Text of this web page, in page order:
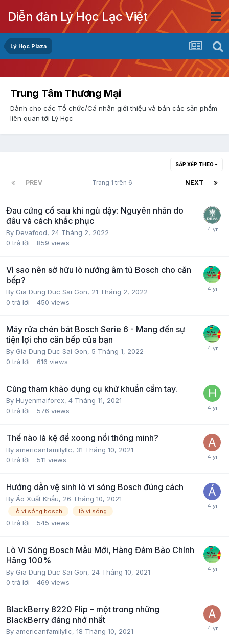
Diễn đàn Lý Học Lạc Việt
Lý Học Plaza
Trung Tâm Thương Mại
Dành cho các Tổ chức/Cá nhân giới thiệu và bán các sản phẩm
liên quan tới Lý Học
SẮP XẾP THEO
PREV NEXT
Trang 1 trên 6
Đau cứng cổ sau khi ngủ dậy: Nguyên nhân do
đâu và cách khắc phục
By Devafood, 24 Tháng 2, 2022
0 trả lời 859 views
Vì sao nên sở hữu lò nướng âm tủ Bosch cho căn
bếp?
By Gia Dung Duc Sai Gon, 21 Tháng 2, 2022
0 trả lời 450 views
Máy rửa chén bát Bosch Serie 6 - Mang đến sự
tiện lợi cho căn bếp của bạn
By Gia Dung Duc Sai Gon, 5 Tháng 1, 2022
0 trả lời 616 views
Cùng tham khảo dụng cụ khử khuẩn cầm tay.
By Huyenmaiforex, 4 Tháng 11, 2021
0 trả lời 576 views
Thế nào là kệ để xoong nồi thông minh?
By americanfamilyllc, 31 Tháng 10, 2021
0 trả lời 511 views
Hướng dẫn vệ sinh lò vi sóng Bosch đúng cách
By Áo Xuất Khẩu, 26 Tháng 10, 2021
lò vi sóng bosch lò vi sóng
0 trả lời 545 views
Lò Vi Sóng Bosch Mẫu Mới, Hàng Đảm Bảo Chính
Hãng 100%
By Gia Dung Duc Sai Gon, 24 Tháng 10, 2021
0 trả lời 469 views
BlackBerry 8220 Flip – một trong những
BlackBerry đáng nhớ nhất
By americanfamilyllc, 18 Tháng 10, 2021